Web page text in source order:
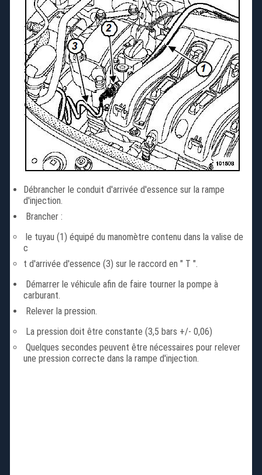
Débrancher le conduit d'arrivée d'essence sur la rampe
d'injection.
Brancher :
le tuyau (1) équipé du manomètre contenu dans la valise de
c
t d'arrivée d'essence (3) sur le raccord en " T ".
Démarrer le véhicule afin de faire tourner la pompe à
carburant.
Relever la pression.
La pression doit être constante (3,5 bars +/- 0,06)
Quelques secondes peuvent être nécessaires pour relever
une pression correcte dans la rampe d'injection.